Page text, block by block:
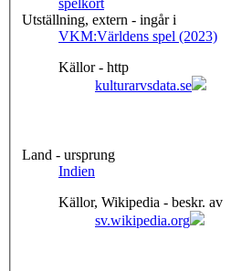
spelkort
Utställning, extern - ingår i
VKM:Världens spel (2023)
Källor - http
kulturarvsdata.se
Land - ursprung
Indien
Källor, Wikipedia - beskr. av
sv.wikipedia.org